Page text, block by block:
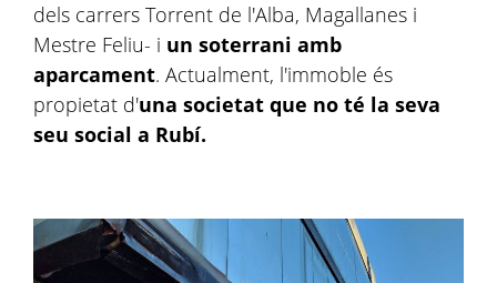
dels carrers Torrent de l'Alba, Magallanes i
Mestre Feliu- i un soterrani amb
aparcament. Actualment, l'immoble és
propietat d'una societat que no té la seva
seu social a Rubí.